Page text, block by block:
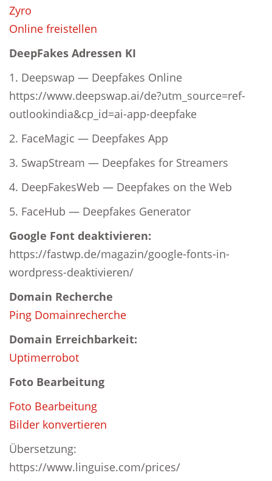
Zyro
Online freistellen
DeepFakes Adressen KI
1. Deepswap — Deepfakes Online
https://www.deepswap.ai/de?utm_source=ref-
outlookindia&cp_id=ai-app-deepfake
2. FaceMagic — Deepfakes App
3. SwapStream — Deepfakes for Streamers
4. DeepFakesWeb — Deepfakes on the Web
5. FaceHub — Deepfakes Generator
Google Font deaktivieren:
https://fastwp.de/magazin/google-fonts-in-
wordpress-deaktivieren/
Domain Recherche
Ping Domainrecherche
Domain Erreichbarkeit:
Uptimerrobot
Foto Bearbeitung
Foto Bearbeitung
Bilder konvertieren
Übersetzung:
https://www.linguise.com/prices/